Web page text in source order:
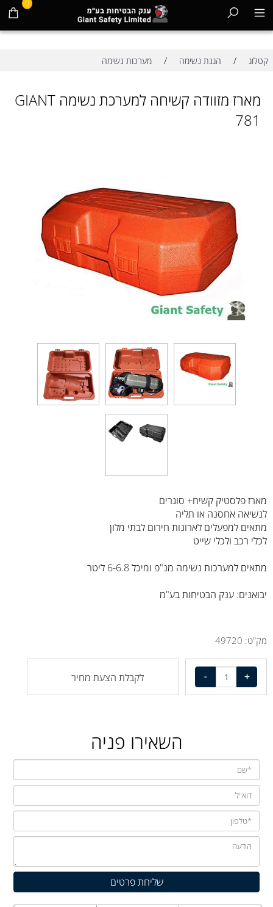
0
קטלוג / הגנת נשימה / מערכות נשימה
מארז מזוודה קשיחה למערכת נשימה GIANT
781
מארז פלסטיק קשיח+ סוגרים
לנשיאה אחסנה או תליה
מתאים למפעלים לארונות חירום לבתי מלון
לכלי רכב ולכלי שייט
מתאים למערכות נשימה מנ"פ ומיכל 6-6.8 ליטר
יבואנים: ענק הבטיחות בע"מ
מק"ט: 49720
לקבלת הצעת מחיר
השאירו פניה